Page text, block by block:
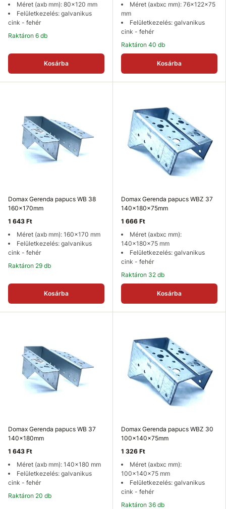
Méret (axb mm): 80x120 mm
Felületkezelés: galvanikus
cink - fehér
Raktáron 6 db
Kosárba
Méret (axbxc mm): 76x122x75
mm
Felületkezelés: galvanikus
cink - fehér
Raktáron 40 db
Kosárba
Domax Gerenda papucs WB 38
160x170mm
1 643 Ft
Méret (axb mm): 160x170 mm
Felületkezelés: galvanikus
cink - fehér
Raktáron 29 db
Kosárba
Domax Gerenda papucs WBZ 37
140x180x75mm
1 666 Ft
Méret (axbxc mm):
140x180x75 mm
Felületkezelés: galvanikus
cink - fehér
Raktáron 32 db
Kosárba
Domax Gerenda papucs WB 37
140x180mm
1 643 Ft
Méret (axb mm): 140x180 mm
Felületkezelés: galvanikus
cink - fehér
Raktáron 20 db
Domax Gerenda papucs WBZ 30
100x140x75mm
1 326 Ft
Méret (axbxc mm):
100x140x75 mm
Felületkezelés: galvanikus
cink - fehér
Raktáron 36 db